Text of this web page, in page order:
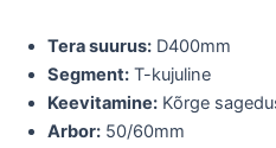
Tera suurus: D400mm
Segment: T-kujuline
Keevitamine: Kõrge
Arbor: 50/60mm